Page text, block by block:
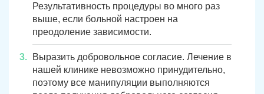
Результативность процедуры во много раз
выше, если больной настроен на
преодоление зависимости.
Выразить добровольное согласие. Лечение в
нашей клинике невозможно принудительно,
поэтому все манипуляции выполняются